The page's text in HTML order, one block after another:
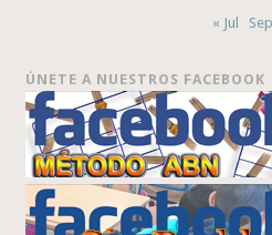
« Jul
ÚNETE A NUESTROS FACEBOOK